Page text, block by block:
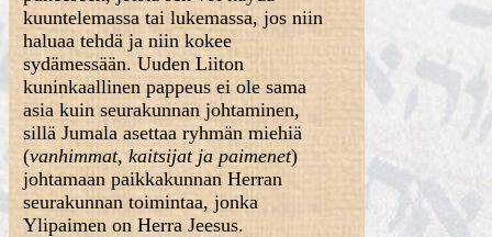
kuuntelemassa tai lukemassa, jos niin
haluaa tehdä ja niin kokee
sydämessään. Uuden Liiton
kuninkaallinen pappeus ei ole sama
asia kuin seurakunnan johtaminen,
sillä Jumala asettaa ryhmän miehiä
(vanhimmat, kaitsijat ja paimenet)
johtamaan paikkakunnan Herran
seurakunnan toimintaa, jonka
Ylipaimen on Herra Jeesus.